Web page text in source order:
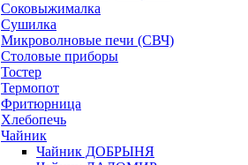
Соковыжималка
Сушилка
Микроволновые печи (СВЧ)
Столовые приборы
Тостер
Термопот
Фритюрница
Хлебопечь
Чайник
Чайник ДОБРЫНЯ